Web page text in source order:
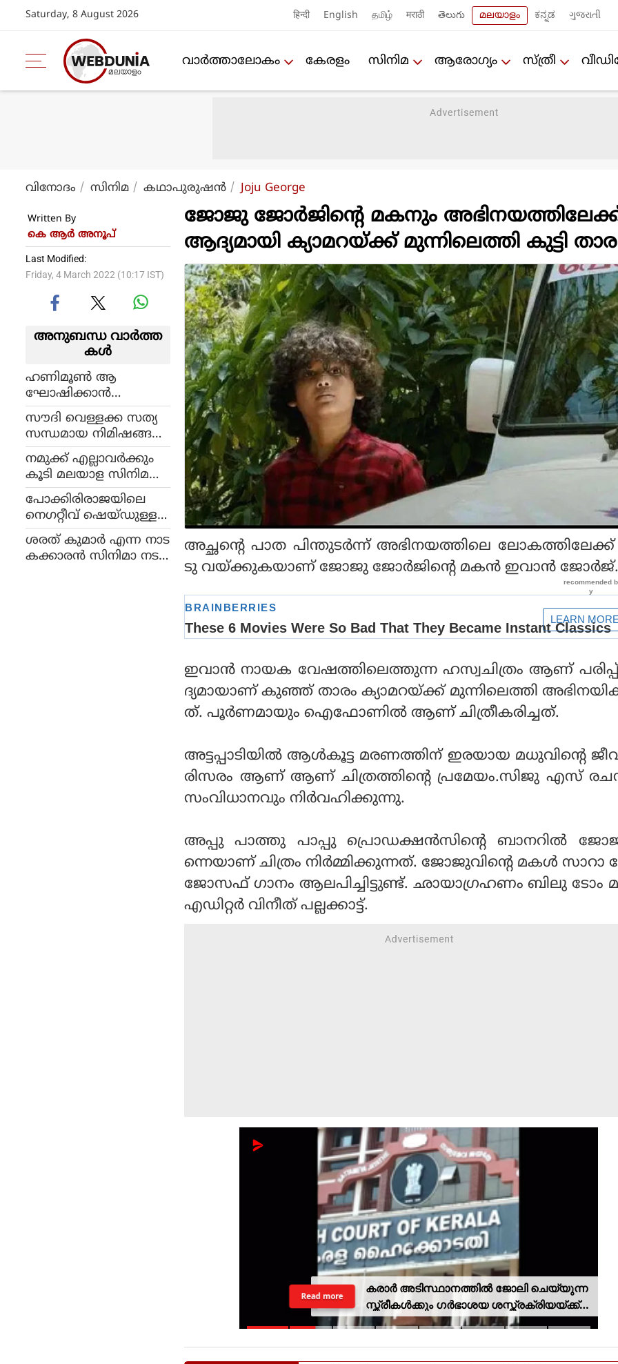
Saturday, 8 August 2026 हिन्दी English தமிழ் मराठी తెలుగు മലയാളം ಕನ್ನಡ ગુજરાતી
വാര്‍ത്താലോകം കേരളം സിനിമ ആരോഗ്യം സ്ത്രീ
വിനോദം സിനിമ കഥാപുരുഷന്‍ Joju George
Written By
കെ ആര്‍ അനൂപ്
Last Modified:
Friday, 4 March 2022 (10:17 IST)
അനുബന്ധ വാര്‍ത്ത
കള്‍
ഹണിമൂണ്‍ ആ
ഘോഷിക്കാന്‍
മാലിദ്വീപില്‍ പോകണോ
? നടി റെബ മോണിക്ക
ജോണിനും ഭ
ര്‍ത്താവിനും പറ
യാനുള്ളത് ഇതാണ് !
സൗദി വെള്ളക്ക സത്യ
സന്ധമായ നിമിഷങ്ങള്‍
പകര്‍ത്തുന്ന ഒരു
കൂട്ടായ്മയുടെ ചിത്രം:
സാബു മോഹന്‍
നമുക്ക് എല്ലാവര്‍ക്കും
കൂടി മലയാള സിനിമ
യെ ലോകത്തിന്റെ
നെറുകില്‍ കൊണ്ട്
വെക്കണം: മമ്മൂട്ടി
പോക്കിരിരാജയിലെ
നെഗറ്റീവ് ഷെയ്ഡുള്ള
കഥാപാത്രത്തെ ഓര്‍മ
യില്ലേ? നടി കന്യാ ഭാര
തിയുടെ സിനിമ കരിയര്‍
ശരത് കുമാര്‍ എന്ന നാട
കക്കാരന്‍ സിനിമാ നട
ജോജു ജോര്‍ജിന്റെ മകനും
ആദ്യമായി ക്യാമറയ്ക്ക് മുന്നിലെത്തി കുട്ടി
അച്ഛന്റെ പാത പിന്തുടര്‍ന്ന് അഭിനയത്തിലെ
ടു വയ്ക്കുകയാണ് ജോജു ജോര്‍ജിന്റെ മകന്‍ ഇവാന്‍ ജോര്‍ജ്.
ഇവാന്‍ നായക വേഷത്തിലെത്തുന്ന ഹസ്വചിത്രം ആണ്
ദ്യമായാണ് കുഞ്ഞ് താരം ക്യാമറയ്ക്ക് മുന്നിലെത്തി
ത്. പൂര്‍ണമായും ഐഫോണില്‍ ആണ് ചിത്രീകരിച്ചത്.
അട്ടപ്പാടിയില്‍ ആള്‍കൂട്ട മരണത്തിന് ഇരയായ മധുവിന്റെ
രിസരം ആണ് ആണ് ചിത്രത്തിന്റെ പ്രമേയം.സിജു എസ്
സംവിധാനവും നിര്‍വഹിക്കുന്നു.
അപ്പു പാത്തു പാപ്പു പ്രൊഡക്ഷന്‍സിന്റെ ബാനറില്‍
ന്നെയാണ് ചിത്രം നിര്‍മ്മിക്കുന്നത്. ജോജുവിന്റെ മകള്‍
ജോസഫ് ഗാനം ആലപിച്ചിട്ടുണ്ട്. ഛായാഗ്രഹണം ബിലു ടോം
എഡിറ്റര്‍ വിനീത് പല്ലക്കാട്ട്.
കരാര്‍ അടിസ്ഥാനത്തില്‍ ജോലി ചെയ്യുന്ന
സ്ത്രീകള്‍ക്കും ഗര്‍ഭാശയ ശസ്ത്രക്രിയയ്ക്ക്
ശമ്പളത്തോടുകൂടിയ അവധി അനുവദിച്ച്
Read more